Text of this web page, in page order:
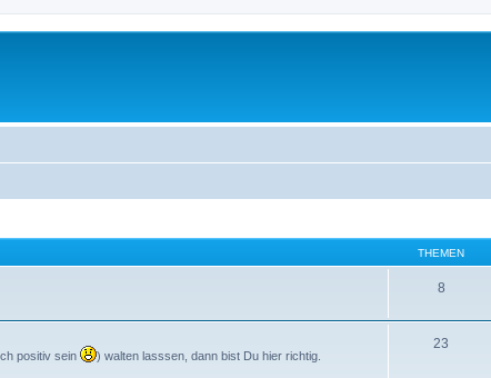
THEMEN
8
positiv sein
) walten lasssen, dann bist Du hier richtig.
23